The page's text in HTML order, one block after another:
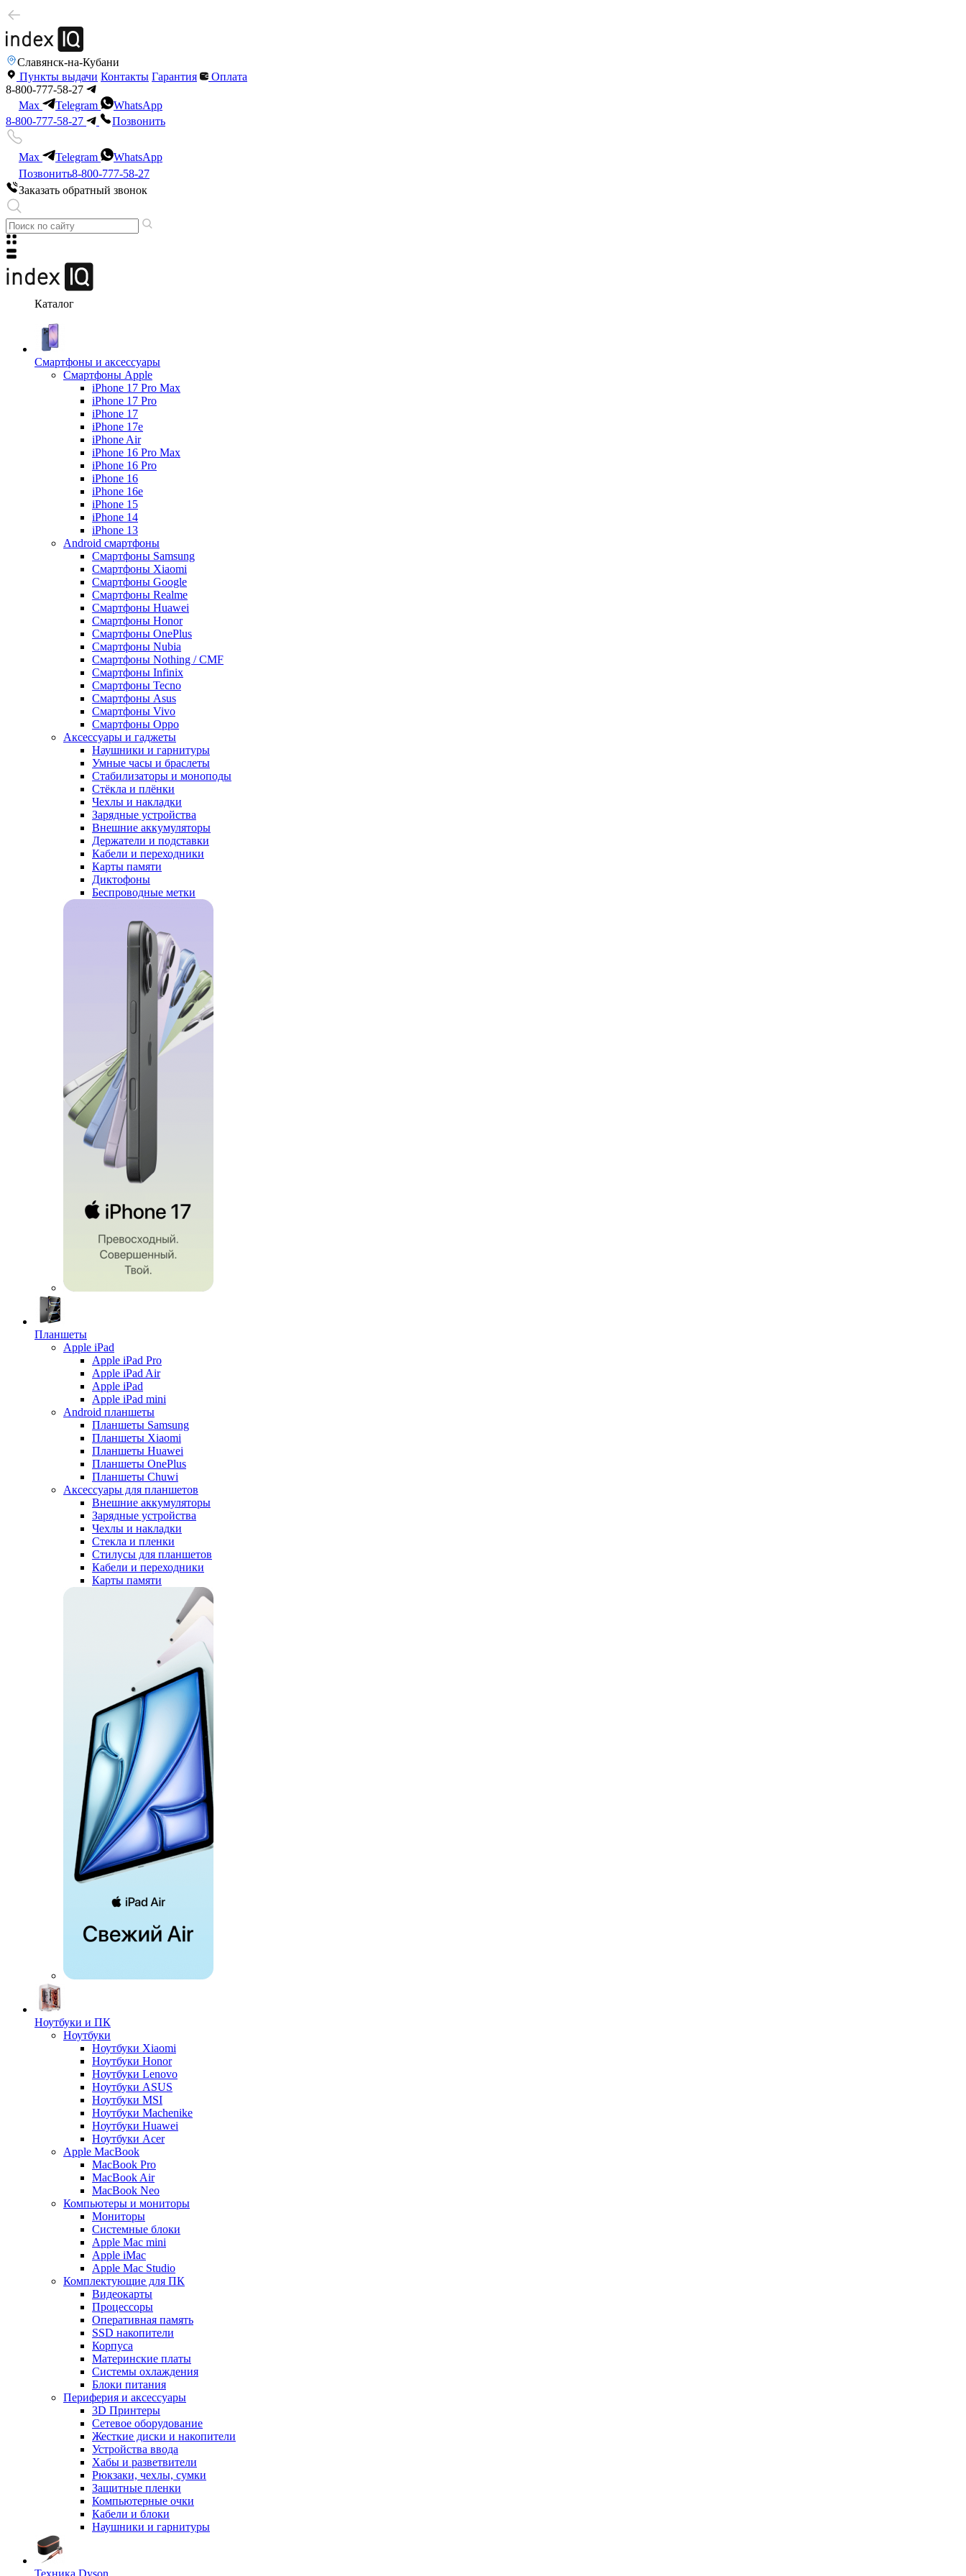
Славянск-на-Кубани
Пункты выдачи Контакты Гарантия
Оплата
8-800-777-58-27
Max
Telegram
WhatsApp
8-800-777-58-27
Позвонить
Max Telegram
WhatsApp
Позвонить8-800-777-58-27
Заказать обратный звонок
Каталог
Смартфоны и аксессуары
Смартфоны Apple
iPhone 17 Pro Max
iPhone 17 Pro
iPhone 17
iPhone 17e
iPhone Air
iPhone 16 Pro Max
iPhone 16 Pro
iPhone 16
iPhone 16e
iPhone 15
iPhone 14
iPhone 13
Android cмартфоны
Смартфоны Samsung
Смартфоны Xiaomi
Смартфоны Google
Смартфоны Realme
Смартфоны Huawei
Смартфоны Honor
Смартфоны OnePlus
Смартфоны Nubia
Смартфоны Nothing / CMF
Смартфоны Infinix
Смартфоны Tecno
Смартфоны Asus
Смартфоны Vivo
Смартфоны Oppo
Аксессуары и гаджеты
Наушники и гарнитуры
Умные часы и браслеты
Стабилизаторы и моноподы
Стёкла и плёнки
Чехлы и накладки
Зарядные устройства
Внешние аккумуляторы
Держатели и подставки
Кабели и переходники
Карты памяти
Диктофоны
Беспроводные метки
Планшеты
Apple iPad
Apple iPad Pro
Apple iPad Air
Apple iPad
Apple iPad mini
Android планшеты
Планшеты Samsung
Планшеты Xiaomi
Планшеты Huawei
Планшеты OnePlus
Планшеты Chuwi
Аксессуары для планшетов
Внешние аккумуляторы
Зарядные устройства
Чехлы и накладки
Стекла и пленки
Стилусы для планшетов
Кабели и переходники
Карты памяти
Ноутбуки и ПК
Ноутбуки
Ноутбуки Xiaomi
Ноутбуки Honor
Ноутбуки Lenovo
Ноутбуки ASUS
Ноутбуки MSI
Ноутбуки Machenike
Ноутбуки Huawei
Ноутбуки Acer
Apple MacBook
MacBook Pro
MacBook Air
MacBook Neo
Компьютеры и мониторы
Мониторы
Системные блоки
Apple Mac mini
Apple iMac
Apple Mac Studio
Комплектующие для ПК
Видеокарты
Процессоры
Оперативная память
SSD накопители
Корпуса
Материнские платы
Системы охлаждения
Блоки питания
Периферия и аксессуары
3D Принтеры
Сетевое оборудование
Жесткие диски и накопители
Устройства ввода
Хабы и разветвители
Рюкзаки, чехлы, сумки
Защитные пленки
Компьютерные очки
Кабели и блоки
Наушники и гарнитуры
Техника Dyson